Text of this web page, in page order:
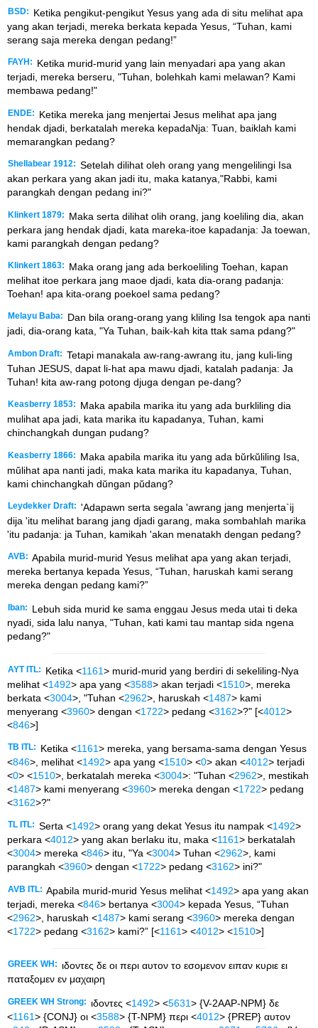
BSD:
Ketika pengikut-pengikut Yesus yang ada di situ melihat apa
yang akan terjadi, mereka berkata kepada Yesus, “Tuhan, kami
serang saja mereka dengan pedang!”
FAYH:
Ketika murid-murid yang lain menyadari apa yang akan
terjadi, mereka berseru, "Tuhan, bolehkah kami melawan? Kami
membawa pedang!"
ENDE:
Ketika mereka jang menjertai Jesus melihat apa jang
hendak djadi, berkatalah mereka kepadaNja: Tuan, baiklah kami
memarangkan pedang?
Shellabear 1912: Setelah dilihat oleh orang yang mengelilingi Isa
akan perkara yang akan jadi itu, maka katanya,"Rabbi, kami
parangkah dengan pedang ini?"
Klinkert 1879:
Maka serta dilihat olih orang, jang koeliling dia, akan
perkara jang hendak djadi, kata mareka-itoe kapadanja: Ja toewan,
kami parangkah dengan pedang?
Klinkert 1863:
Maka orang jang ada berkoeliling Toehan, kapan
melihat itoe perkara jang maoe djadi, kata dia-orang padanja:
Toehan! apa kita-orang poekoel sama pedang?
Melayu Baba:
Dan bila orang-orang yang kliling Isa tengok apa nanti
jadi, dia-orang kata, "Ya Tuhan, baik-kah kita ttak sama pdang?"
Ambon Draft: Tetapi manakala aw-rang-awrang itu, jang kuli-ling
Tuhan JESUS, dapat li-hat apa mawu djadi, katalah padanja: Ja
Tuhan! kita aw-rang potong djuga dengan pe-dang?
Keasberry 1853:
Maka apabila marika itu yang ada burkliling dia
mulihat apa jadi, kata marika itu kapadanya, Tuhan, kami
chinchangkah dungan pudang?
Keasberry 1866:
Maka apabila marika itu yang ada bŭrkŭliling Isa,
mŭlihat apa nanti jadi, maka kata marika itu kapadanya, Tuhan,
kami chinchangkah dŭngan pŭdang?
Leydekker Draft: 'Adapawn serta segala 'awrang jang menjerta`ij
dija 'itu melihat barang jang djadi garang, maka sombahlah marika
'itu padanja: ja Tuhan, kamikah 'akan menatakh dengan pedang?
AVB: Apabila murid-murid Yesus melihat apa yang akan terjadi,
mereka bertanya kepada Yesus, “Tuhan, haruskah kami serang
mereka dengan pedang kami?”
Iban:
Lebuh sida murid ke sama enggau Jesus meda utai ti deka
nyadi, sida lalu nanya, "Tuhan, kati kami tau mantap sida ngena
pedang?"
AYT ITL: Ketika <1161> murid-murid yang berdiri di sekeliling-Nya
melihat <1492> apa yang <3588> akan terjadi <1510>, mereka
berkata <3004>, "Tuhan <2962>, haruskah <1487> kami
menyerang <3960> dengan <1722> pedang <3162>?" [<4012>
<846>]
TB ITL: Ketika <1161> mereka, yang bersama-sama dengan Yesus
<846>, melihat <1492> apa yang <1510> <0> akan <4012> terjadi
<0> <1510>, berkatalah mereka <3004>: "Tuhan <2962>, mestikah
<1487> kami menyerang <3960> mereka dengan <1722> pedang
<3162>?"
TL ITL: Serta <1492> orang yang dekat Yesus itu nampak <1492>
perkara <4012> yang akan berlaku itu, maka <1161> berkatalah
<3004> mereka <846> itu, "Ya <3004> Tuhan <2962>, kami
parangkah <3960> dengan <1722> pedang <3162> ini?"
AVB ITL: Apabila murid-murid Yesus melihat <1492> apa yang akan
terjadi, mereka <846> bertanya <3004> kepada Yesus, “Tuhan
<2962>, haruskah <1487> kami serang <3960> mereka dengan
<1722> pedang <3162> kami?” [<1161> <4012> <1510>]
GREEK WH:
ιδοντες δε οι περι αυτον το εσομενον ειπαν κυριε ει
παταξομεν εν μαχαιρη
GREEK WH Strong: ιδοντες <1492> <5631> {V-2AAP-NPM} δε
<1161> {CONJ} οι <3588> {T-NPM} περι <4012> {PREP} αυτον